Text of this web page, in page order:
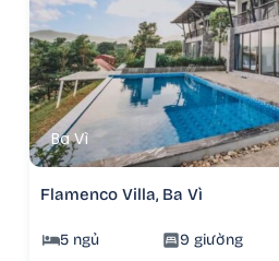
Ba Vì
Flamenco Villa, Ba Vì
5 ngủ 9 giường